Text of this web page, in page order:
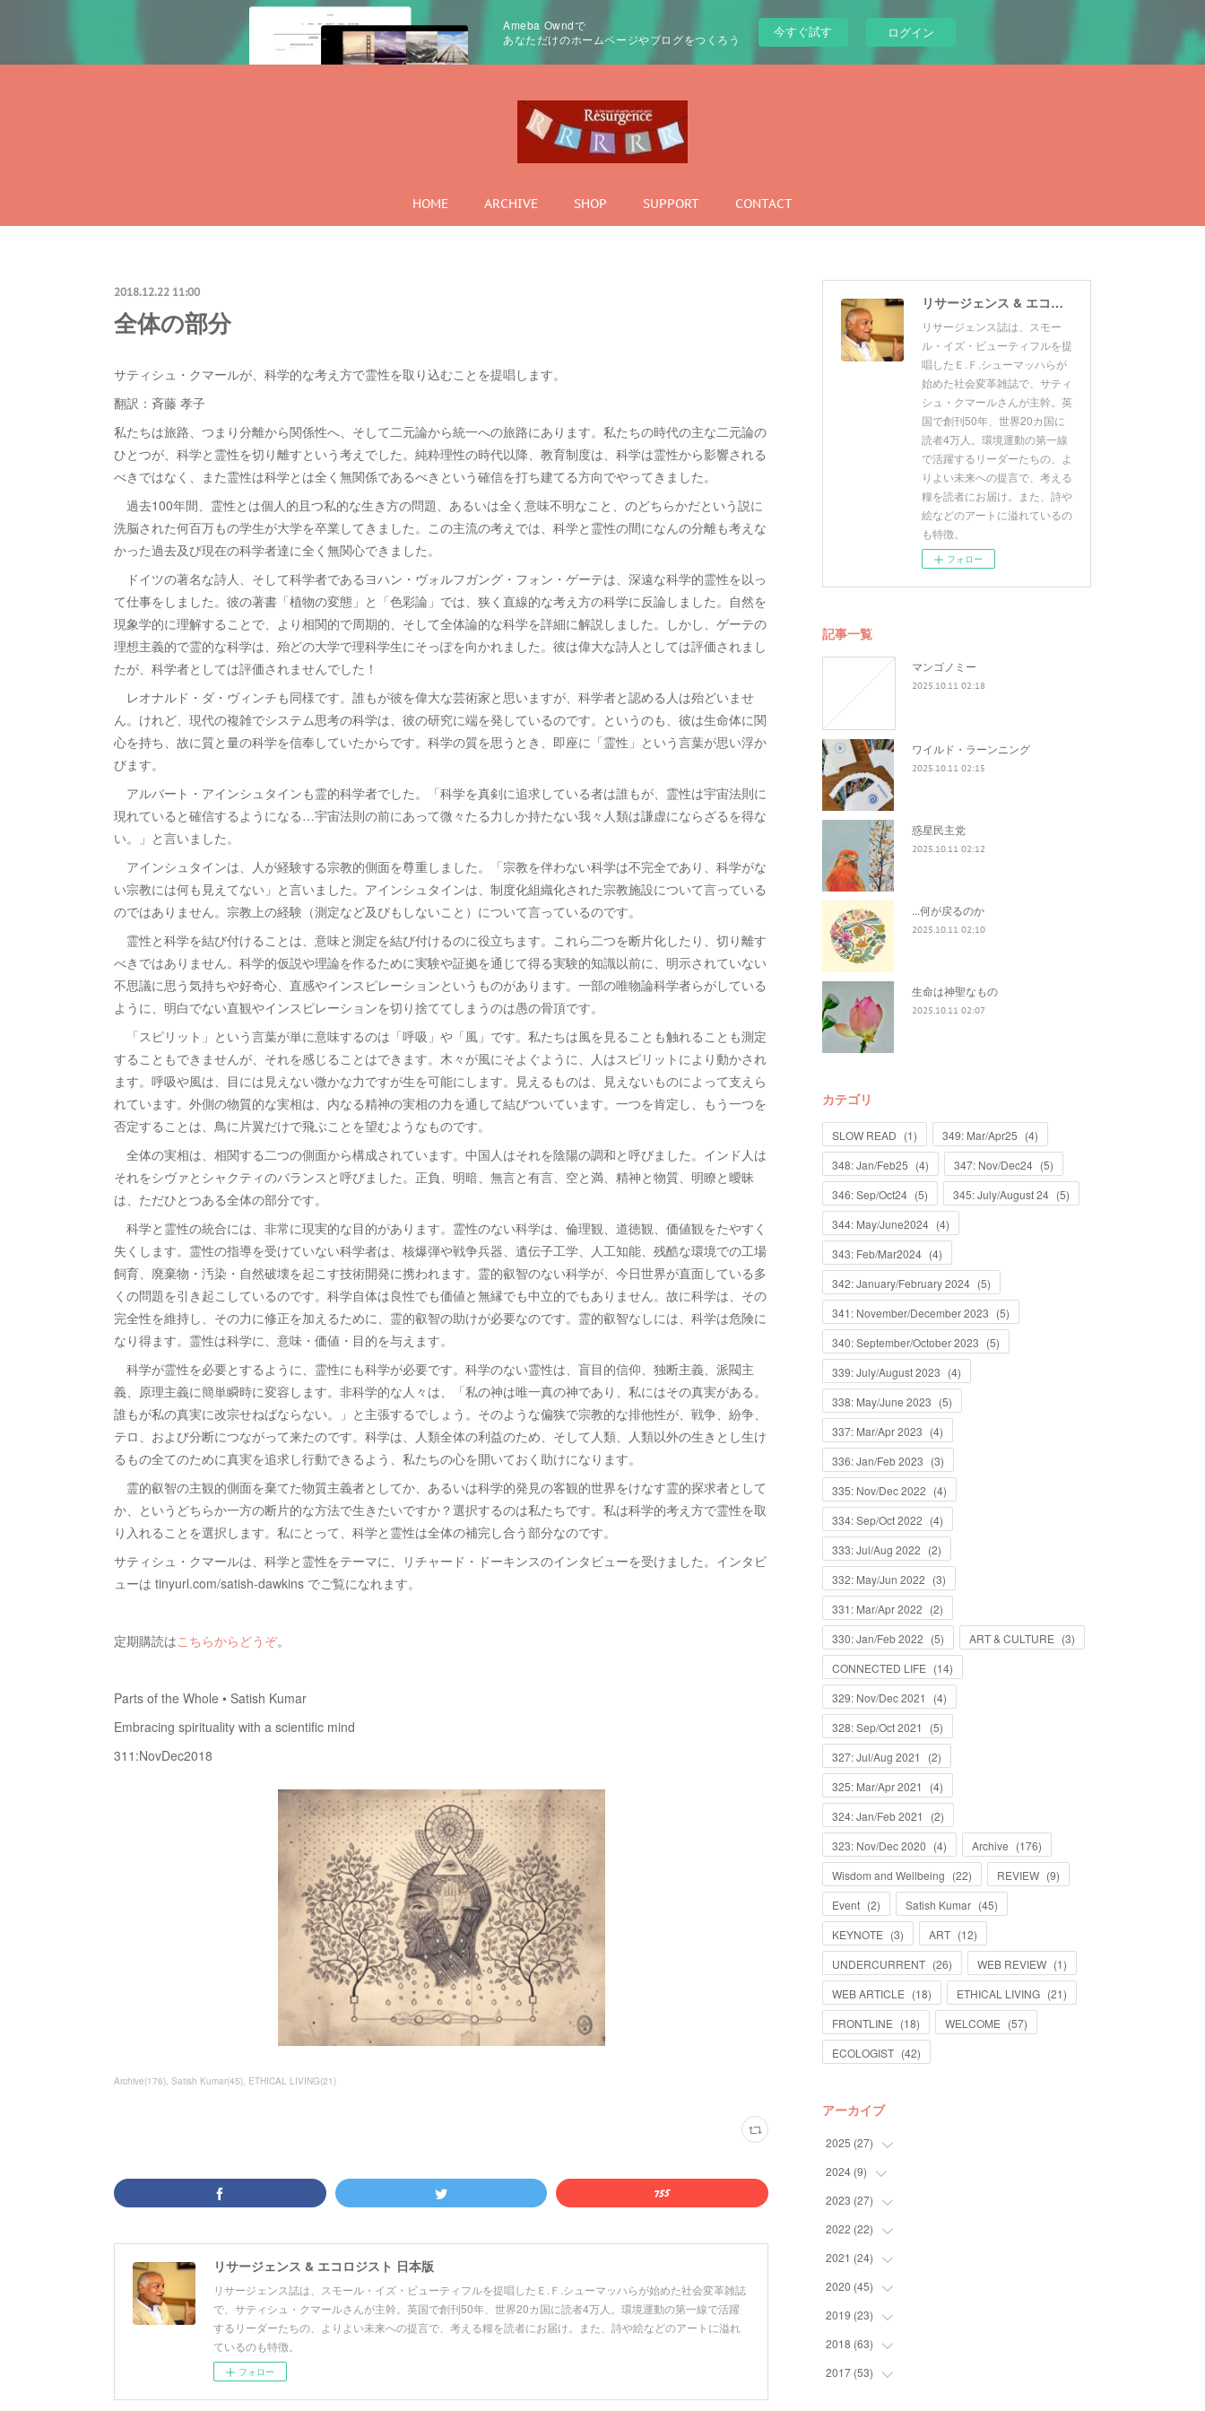
Ameba Owndで
あなただけのホームページやブログをつくろう
今すぐ試す ログイン
HOME ARCHIVE SHOP SUPPORT CONTACT
2018.12.22 11:00
全体の部分
サティシュ・クマールが、科学的な考え方で霊性を取り込むことを提唱します。
翻訳：斉藤 孝子
私たちは旅路、つまり分離から関係性へ、そして二元論から統一への旅路にあります。私たちの時代の主な二元論の
ひとつが、科学と霊性を切り離すという考えでした。純粋理性の時代以降、教育制度は、科学は霊性から影響される
べきではなく、また霊性は科学とは全く無関係であるべきという確信を打ち建てる方向でやってきました。
過去100年間、霊性とは個人的且つ私的な生き方の問題、あるいは全く意味不明なこと、のどちらかだという説に
洗脳された何百万もの学生が大学を卒業してきました。この主流の考えでは、科学と霊性の間になんの分離も考えな
かった過去及び現在の科学者達に全く無関心できました。
ドイツの著名な詩人、そして科学者であるヨハン・ヴォルフガング・フォン・ゲーテは、深遠な科学的霊性を以っ
て仕事をしました。彼の著書「植物の変態」と「色彩論」では、狭く直線的な考え方の科学に反論しました。自然を
現象学的に理解することで、より相関的で周期的、そして全体論的な科学を詳細に解説しました。しかし、ゲーテの
理想主義的で霊的な科学は、殆どの大学で理科学生にそっぽを向かれました。彼は偉大な詩人としては評価されまし
たが、科学者としては評価されませんでした！
レオナルド・ダ・ヴィンチも同様です。誰もが彼を偉大な芸術家と思いますが、科学者と認める人は殆どいませ
ん。けれど、現代の複雑でシステム思考の科学は、彼の研究に端を発しているのです。というのも、彼は生命体に関
心を持ち、故に質と量の科学を信奉していたからです。科学の質を思うとき、即座に「霊性」という言葉が思い浮か
びます。
アルバート・アインシュタインも霊的科学者でした。「科学を真剣に追求している者は誰もが、霊性は宇宙法則に
現れていると確信するようになる…宇宙法則の前にあって微々たる力しか持たない我々人類は謙虚にならざるを得な
い。」と言いました。
アインシュタインは、人が経験する宗教的側面を尊重しました。「宗教を伴わない科学は不完全であり、科学がな
い宗教には何も見えてない」と言いました。アインシュタインは、制度化組織化された宗教施設について言っている
のではありません。宗教上の経験（測定など及びもしないこと）について言っているのです。
霊性と科学を結び付けることは、意味と測定を結び付けるのに役立ちます。これら二つを断片化したり、切り離す
べきではありません。科学的仮説や理論を作るために実験や証拠を通じて得る実験的知識以前に、明示されていない
不思議に思う気持ちや好奇心、直感やインスピレーションというものがあります。一部の唯物論科学者らがしている
ように、明白でない直観やインスピレーションを切り捨ててしまうのは愚の骨頂です。
「スピリット」という言葉が単に意味するのは「呼吸」や「風」です。私たちは風を見ることも触れることも測定
することもできませんが、それを感じることはできます。木々が風にそよぐように、人はスピリットにより動かされ
ます。呼吸や風は、目には見えない微かな力ですが生を可能にします。見えるものは、見えないものによって支えら
れています。外側の物質的な実相は、内なる精神の実相の力を通して結びついています。一つを肯定し、もう一つを
否定することは、鳥に片翼だけで飛ぶことを望むようなものです。
全体の実相は、相関する二つの側面から構成されています。中国人はそれを陰陽の調和と呼びました。インド人は
それをシヴァとシャクティのバランスと呼びました。正負、明暗、無言と有言、空と満、精神と物質、明瞭と曖昧
は、ただひとつある全体の部分です。
科学と霊性の統合には、非常に現実的な目的があります。霊性のない科学は、倫理観、道徳観、価値観をたやすく
失くします。霊性の指導を受けていない科学者は、核爆弾や戦争兵器、遺伝子工学、人工知能、残酷な環境での工場
飼育、廃棄物・汚染・自然破壊を起こす技術開発に携われます。霊的叡智のない科学が、今日世界が直面している多
くの問題を引き起こしているのです。科学自体は良性でも価値と無縁でも中立的でもありません。故に科学は、その
完全性を維持し、その力に修正を加えるために、霊的叡智の助けが必要なのです。霊的叡智なしには、科学は危険に
なり得ます。霊性は科学に、意味・価値・目的を与えます。
科学が霊性を必要とするように、霊性にも科学が必要です。科学のない霊性は、盲目的信仰、独断主義、派閥主
義、原理主義に簡単瞬時に変容します。非科学的な人々は、「私の神は唯一真の神であり、私にはその真実がある。
誰もが私の真実に改宗せねばならない。」と主張するでしょう。そのような偏狭で宗教的な排他性が、戦争、紛争、
テロ、および分断につながって来たのです。科学は、人類全体の利益のため、そして人類、人類以外の生きとし生け
るもの全てのために真実を追求し行動できるよう、私たちの心を開いておく助けになります。
霊的叡智の主観的側面を棄てた物質主義者としてか、あるいは科学的発見の客観的世界をけなす霊的探求者として
か、というどちらか一方の断片的な方法で生きたいですか？選択するのは私たちです。私は科学的考え方で霊性を取
り入れることを選択します。私にとって、科学と霊性は全体の補完し合う部分なのです。
サティシュ・クマールは、科学と霊性をテーマに、リチャード・ドーキンスのインタビューを受けました。インタビ
ューは tinyurl.com/satish-dawkins でご覧になれます。
定期購読はこちらからどうぞ。
Parts of the Whole • Satish Kumar
Embracing spirituality with a scientific mind
311:NovDec2018
Archive(176) Satish Kumar(45) ETHICAL LIVING(21)
リサージェンス & エコロジスト 日本版
リサージェンス誌は、スモール・イズ・ビューティフルを提唱したＥ.Ｆ.シューマッハらが始めた社会変革雑誌
で、サティシュ・クマールさんが主幹。英国で創刊50年、世界20カ国に読者4万人。環境運動の第一線で活躍
するリーダーたちの、よりよい未来への提言で、考える糧を読者にお届け。また、詩や絵などのアートに溢れ
ているのも特徴。
フォロー
リサージェンス & エコロジスト 日本版
リサージェンス誌は、スモー
ル・イズ・ビューティフルを提
唱したＥ.Ｆ.シューマッハらが
始めた社会変革雑誌で、サティ
シュ・クマールさんが主幹。英
国で創刊50年、世界20カ国に
読者4万人。環境運動の第一線
で活躍するリーダーたちの、よ
りよい未来への提言で、考える
糧を読者にお届け。また、詩や
絵などのアートに溢れているの
も特徴。
フォロー
記事一覧
マンゴノミー
2025.10.11 02:18
ワイルド・ラーンニング
2025.10.11 02:15
惑星民主党
2025.10.11 02:12
...何が戻るのか
2025.10.11 02:10
生命は神聖なもの
2025.10.11 02:07
カテゴリ
SLOW READ (1) 349: Mar/Apr25 (4)
348: Jan/Feb25 (4) 347: Nov/Dec24 (5)
346: Sep/Oct24 (5) 345: July/August 24 (5)
344: May/June2024 (4)
343: Feb/Mar2024 (4)
342: January/February 2024 (5)
341: November/December 2023 (5)
340: September/October 2023 (5)
339: July/August 2023 (4)
338: May/June 2023 (5)
337: Mar/Apr 2023 (4)
336: Jan/Feb 2023 (3)
335: Nov/Dec 2022 (4)
334: Sep/Oct 2022 (4)
333: Jul/Aug 2022 (2)
332: May/Jun 2022 (3)
331: Mar/Apr 2022 (2)
330: Jan/Feb 2022 (5) ART & CULTURE (3)
CONNECTED LIFE (14)
329: Nov/Dec 2021
(4)
328: Sep/Oct 2021
(5)
327: Jul/Aug 2021
(2)
325: Mar/Apr 2021
(4)
324: Jan/Feb 2021
(2)
323: Nov/Dec 2020 (4) Archive (176)
Wisdom and Wellbeing (22) REVIEW (9)
Event (2) Satish Kumar (45)
KEYNOTE (3) ART (12)
UNDERCURRENT (26) WEB REVIEW (1)
WEB ARTICLE (18) ETHICAL LIVING (21)
FRONTLINE (18) WELCOME (57)
ECOLOGIST (42)
アーカイブ
2025 (27)
(
13)
(14 )
2024 (9)
(4
(5
2023 (27)
(10
)
(9
(4
(4
2022 (22)
(4
(4
(7
(2
(5
2021 (24)
(10
)
(3
(4
(5
2020 (45)
(6
(10
)
(12
)
2019 (23)
(6
(6
2018 (63)
(4
2017 (53)